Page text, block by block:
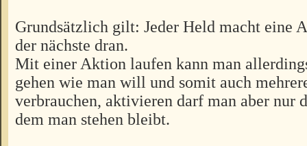
Grundsätzlich gilt: Jeder Held macht eine
der nächste dran.
Mit einer Aktion laufen kann man
gehen wie man will und somit auch
verbrauchen, aktivieren darf man aber nur
dem man stehen bleibt.